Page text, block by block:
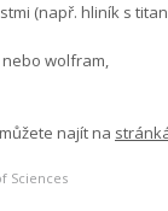
(např. hliník s
wolfram,
najít na
Sciences